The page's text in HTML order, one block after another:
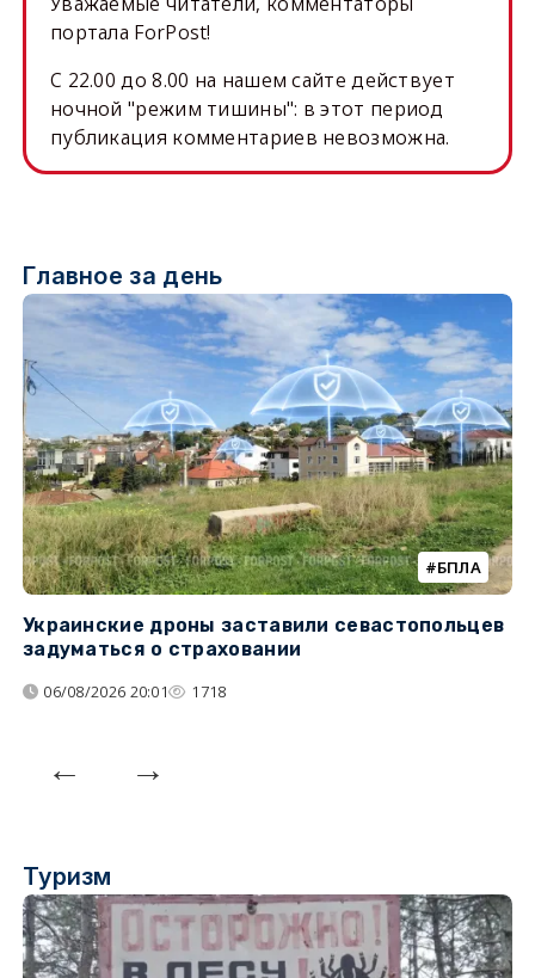
портала ForPost!
C 22.00 до 8.00 на нашем сайте действует
ночной "режим тишины": в этот период
публикация комментариев невозможна.
Главное за день
БПЛА
Украинские дроны заставили севастопольцев
задуматься о страховании
06/08/2026 20:01 1718
Туризм